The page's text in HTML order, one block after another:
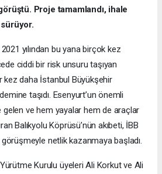
Proje tamamlandı, ihale
yılından bu yana birçok kez
ciddi bir risk unsuru taşıyan
kez daha İstanbul Büyükşehir
taşıdı. Esenyurt’un önemli
gelen ve hem yayalar hem de araçlar
Balıkyolu Köprüsü’nün akıbeti, İBB
netlik kazanmaya başladı.
Kurulu üyeleri Ali Korkut ve Ali